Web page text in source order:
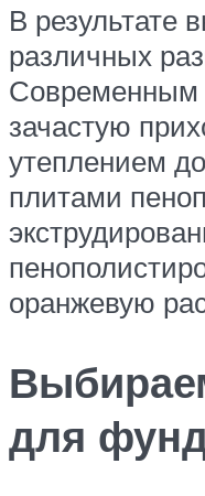
В результате
различных
Современным
зачастую
утеплением
плитами
оранжевую
для